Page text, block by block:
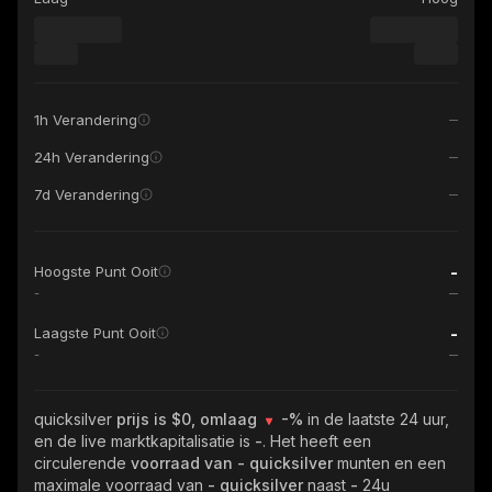
1h Verandering
24h Verandering
7d Verandering
Hoogste Punt Ooit -
-
Laagste Punt Ooit -
-
quicksilver prijs is $0, omlaag -% in de laatste 24 uur,
en de live marktkapitalisatie is -. Het heeft een
circulerende voorraad van - quicksilver munten en een
maximale voorraad van - quicksilver naast - 24u